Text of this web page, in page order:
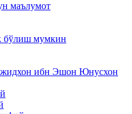
маълумот
бўлиш мумкин
ибн Эшон Юнусхон